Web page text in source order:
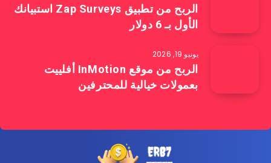
الربح من تطبيق Zap Surveys استبيانك
الأول بـ 6 دولار
يونيو 19, 2026
الربح من موقع InMotion أفلييت
بعمولات خيالية للمحترفين